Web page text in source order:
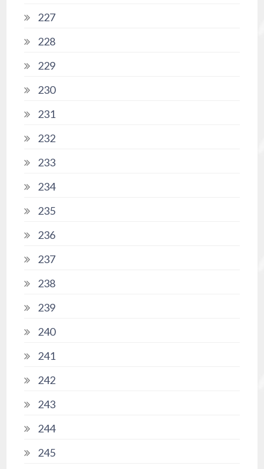
227
228
229
230
231
232
233
234
235
236
237
238
239
240
241
242
243
244
245